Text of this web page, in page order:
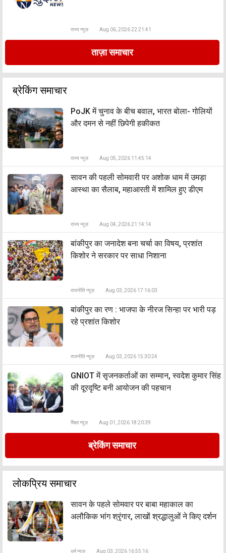
राज्य न्यूज़ Aug 06, 2026 22:21:41
ताज़ा समाचार
ब्रेकिंग समाचार
PoJK में चुनाव के बीच बवाल, भारत बोला- गोलियों
और दमन से नहीं छिपेगी हकीकत
राज्य न्यूज़ Aug 05, 2026 11:45:14
सावन की पहली सोमवारी पर अशोक धाम में उमड़ा
आस्था का सैलाब, महाआरती में शामिल हुए डीएम
राज्य न्यूज़ Aug 04, 2026 21:14:14
बांकीपुर का जनादेश बना चर्चा का विषय, प्रशांत
किशोर ने सरकार पर साधा निशाना
राजनीति न्यूज़ Aug 03, 2026 17:16:03
बांकीपुर का रण : भाजपा के नीरज सिन्हा पर भारी पड़
रहे प्रशांत किशोर
राजनीति न्यूज़ Aug 03, 2026 15:30:24
GNIOT में सृजनकर्ताओं का सम्मान, स्वदेश कुमार सिंह
की दूरदृष्टि बनी आयोजन की पहचान
शिक्षा न्यूज़ Aug 01, 2026 18:20:39
ब्रेकिंग समाचार
लोकप्रिय समाचार
सावन के पहले सोमवार पर बाबा महाकाल का
अलौकिक भांग श्रृंगार, लाखों श्रद्धालुओं ने किए दर्शन
धर्म न्यूज़ Aug 03, 2026 16:55:16